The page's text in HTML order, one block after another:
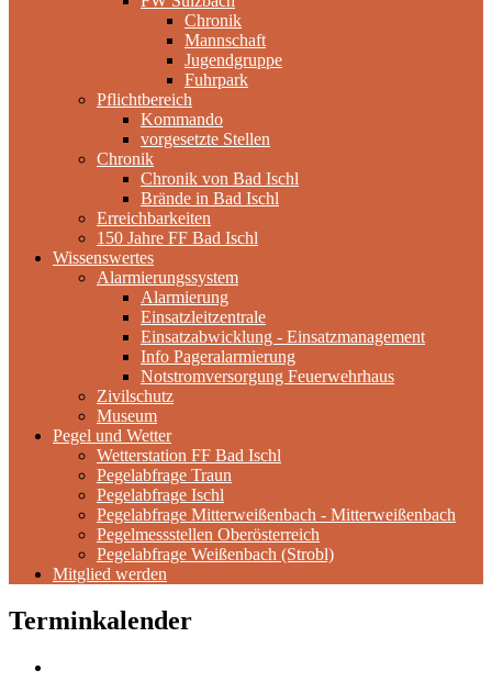
Chronik
Mannschaft
Jugendgruppe
Fuhrpark
Pflichtbereich
Kommando
vorgesetzte Stellen
Chronik
Chronik von Bad Ischl
Brände in Bad Ischl
Erreichbarkeiten
150 Jahre FF Bad Ischl
Wissenswertes
Alarmierungssystem
Alarmierung
Einsatzleitzentrale
Einsatzabwicklung - Einsatzmanagement
Info Pageralarmierung
Notstromversorgung Feuerwehrhaus
Zivilschutz
Museum
Pegel und Wetter
Wetterstation FF Bad Ischl
Pegelabfrage Traun
Pegelabfrage Ischl
Pegelabfrage Mitterweißenbach - Mitterweißenbach
Pegelmessstellen Oberösterreich
Pegelabfrage Weißenbach (Strobl)
Mitglied werden
Terminkalender